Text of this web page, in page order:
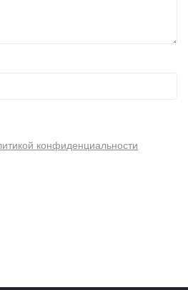
конфиденциальности